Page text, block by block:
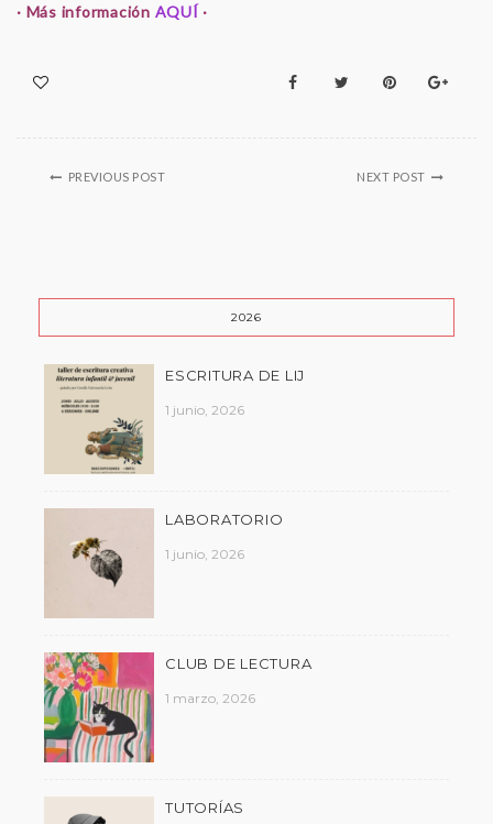
· Más información AQUÍ ·
PREVIOUS POST NEXT POST
2026
ESCRITURA DE LIJ
1 junio, 2026
LABORATORIO
1 junio, 2026
CLUB DE LECTURA
1 marzo, 2026
TUTORÍAS